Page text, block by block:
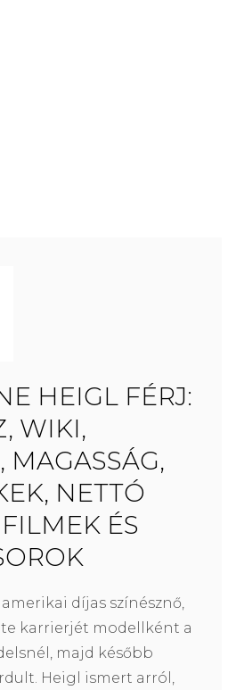
HEIGL FÉRJ:
WIKI,
MAGASSÁG,
NETTÓ
ÉS
díjas színésznő,
karrierjét modellként a
majd később
Heigl ismert arról,